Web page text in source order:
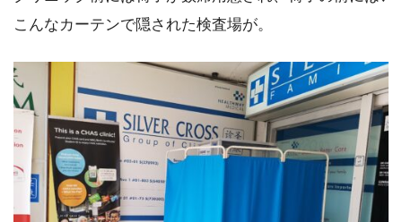
こんなカーテンで隠された検査場が。